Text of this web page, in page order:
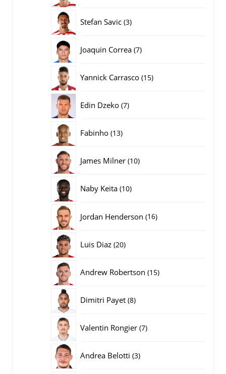
Stefan Savic 33
Joaquin Correa 77
Yannick Carrasco 1515
Edin Dzeko 77
Fabinho 1313
James Milner 1010
Naby Keita 1010
Jordan Henderson 1616
Luis Diaz 2020
Andrew Robertson 1515
Dimitri Payet 88
Valentin Rongier 77
Andrea Belotti 33